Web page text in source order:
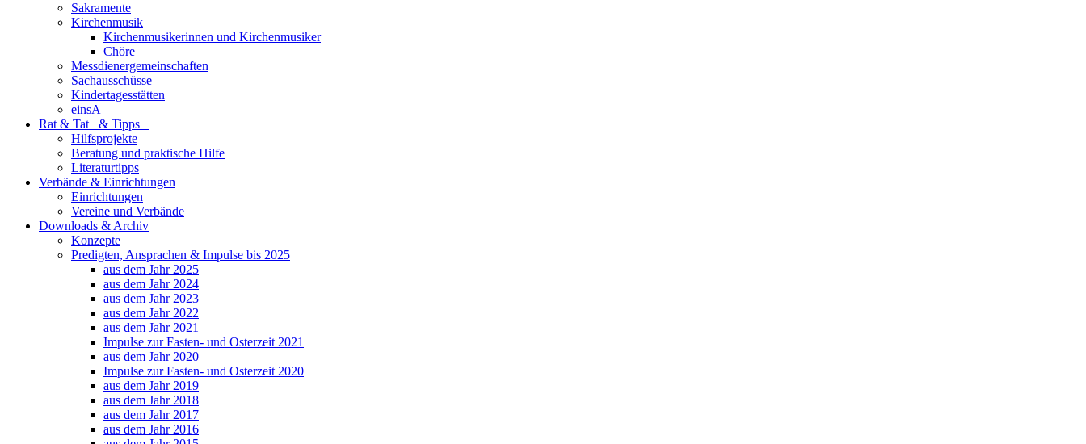
Sakramente
Kirchenmusik
Kirchenmusikerinnen und Kirchenmusiker
Chöre
Messdienergemeinschaften
Sachausschüsse
Kindertagesstätten
einsA
Rat & Tat & Tipps
Hilfsprojekte
Beratung und praktische Hilfe
Literaturtipps
Verbände & Einrichtungen
Einrichtungen
Vereine und Verbände
Downloads & Archiv
Konzepte
Predigten, Ansprachen & Impulse bis 2025
aus dem Jahr 2025
aus dem Jahr 2024
aus dem Jahr 2023
aus dem Jahr 2022
aus dem Jahr 2021
Impulse zur Fasten- und Osterzeit 2021
aus dem Jahr 2020
Impulse zur Fasten- und Osterzeit 2020
aus dem Jahr 2019
aus dem Jahr 2018
aus dem Jahr 2017
aus dem Jahr 2016